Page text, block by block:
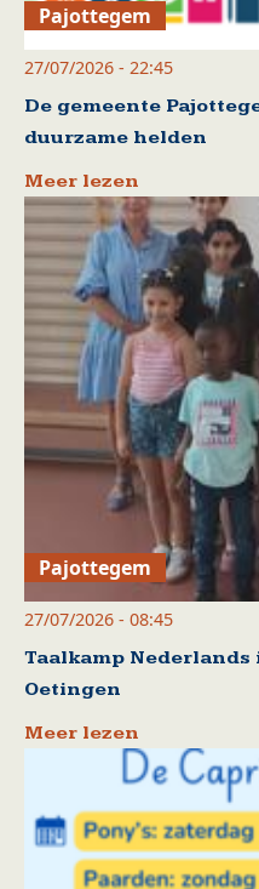
Pajottegem
27/07/2026 - 22:45
De gemeente
duurzame helden
Meer lezen
Pajottegem
27/07/2026 - 08:45
Taalkamp Nederlands
Oetingen
Meer lezen